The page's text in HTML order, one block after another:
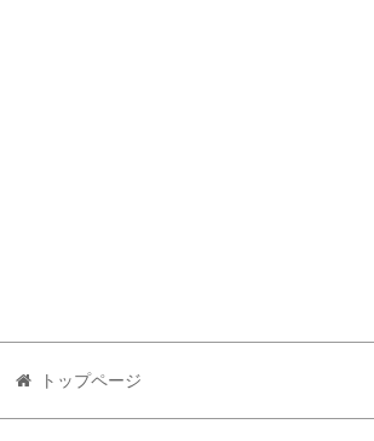
トップページ